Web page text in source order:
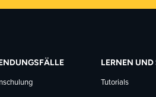
LERNEN UND
Tutorials